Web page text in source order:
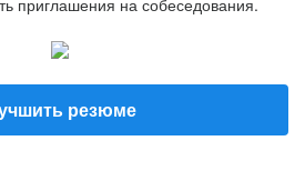
приглашения на собеседования.
резюме